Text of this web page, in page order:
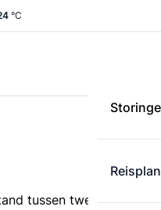
°C
tussen twee